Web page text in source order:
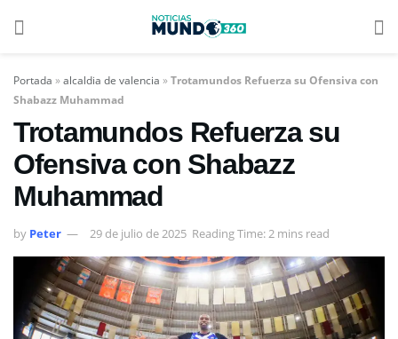
Portada »alcaldia de valencia »Trotamundos Refuerza su Ofensiva con
Shabazz Muhammad
Trotamundos Refuerza su
Ofensiva con Shabazz
Muhammad
by Peter 29 de julio de 2025 Reading Time: 2 mins read